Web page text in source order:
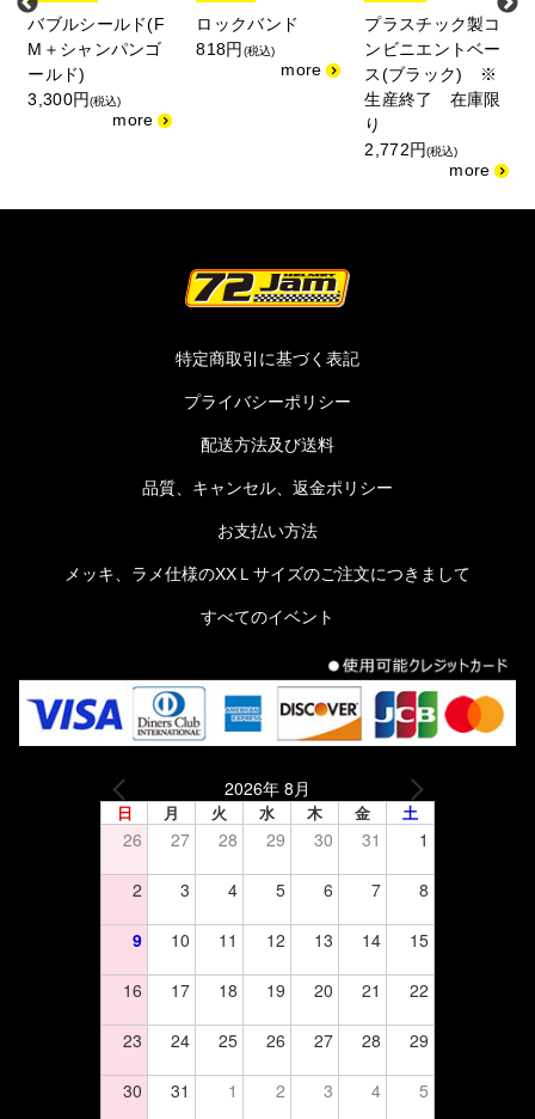
バブルシールド(F
M＋シャンパンゴ
ールド)
3,300円(税込)
ロックバンド
818円 (税込)
プラスチック製コ
ンビニエントベー
ス(ブラック) ※
生産終了 在庫限
り
2,772円(税込)
特定商取引に基づく表記
プライバシーポリシー
配送方法及び送料
品質、キャンセル、返金ポリシー
お支払い方法
メッキ、ラメ仕様のXXＬサイズのご注文につきまして
すべてのイベント
2026年 8月
日 月 火 水 木 金 土
26 27 28 29 30 31 1
2 3 4 5 6 7 8
9 10 11 12 13 14 15
16 17 18 19 20 21 22
23 24 25 26 27 28 29
30 31 1 2 3 4 5